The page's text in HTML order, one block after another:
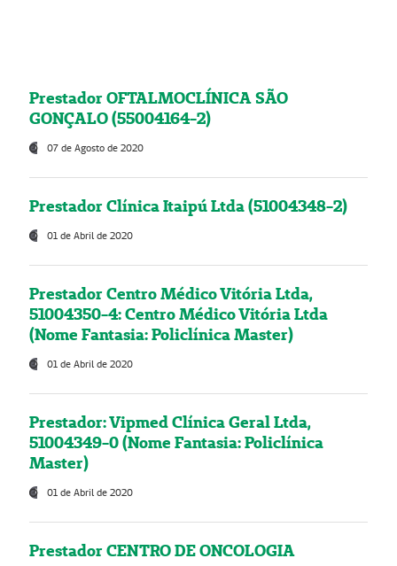
Prestador OFTALMOCLÍNICA SÃO
GONÇALO (55004164-2)
07 de Agosto de 2020
Prestador Clínica Itaipú Ltda (51004348-2)
01 de Abril de 2020
Prestador Centro Médico Vitória Ltda,
51004350-4: Centro Médico Vitória Ltda
(Nome Fantasia: Policlínica Master)
01 de Abril de 2020
Prestador: Vipmed Clínica Geral Ltda,
51004349-0 (Nome Fantasia: Policlínica
Master)
01 de Abril de 2020
Prestador CENTRO DE ONCOLOGIA